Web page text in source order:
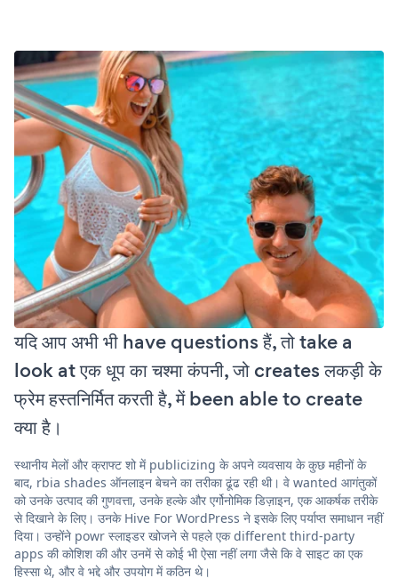
यदि आप अभी भी have questions हैं, तो take a
look at एक धूप का चश्मा कंपनी, जो creates लकड़ी के
फ्रेम हस्तनिर्मित करती है, में been able to create
क्या है।
स्थानीय मेलों और क्राफ्ट शो में publicizing के अपने व्यवसाय के कुछ महीनों के
बाद, rbia shades ऑनलाइन बेचने का तरीका ढूंढ रही थी। वे wanted आगंतुकों
को उनके उत्पाद की गुणवत्ता, उनके हल्के और एर्गोनोमिक डिज़ाइन, एक आकर्षक तरीके
से दिखाने के लिए। उनके Hive For WordPress ने इसके लिए पर्याप्त समाधान नहीं
दिया। उन्होंने powr स्लाइडर खोजने से पहले एक different third-party
apps की कोशिश की और उनमें से कोई भी ऐसा नहीं लगा जैसे कि वे साइट का एक
हिस्सा थे, और वे भद्दे और उपयोग में कठिन थे।